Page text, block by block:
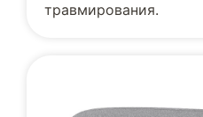
травмирования.